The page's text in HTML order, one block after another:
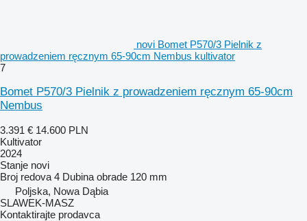
novi Bomet P570/3 Pielnik z
prowadzeniem ręcznym 65-90cm Nembus kultivator
7
Bomet P570/3 Pielnik z prowadzeniem ręcznym 65-90cm
Nembus
3.391 € 14.600 PLN
Kultivator
2024
Stanje novi
Broj redova 4 Dubina obrade 120 mm
Poljska, Nowa Dąbia
SLAWEK-MASZ
Kontaktirajte prodavca